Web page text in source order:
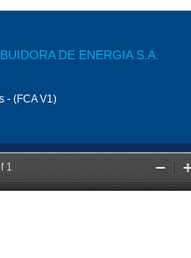
DE ENERGIA S.A.
- (FCA V1)